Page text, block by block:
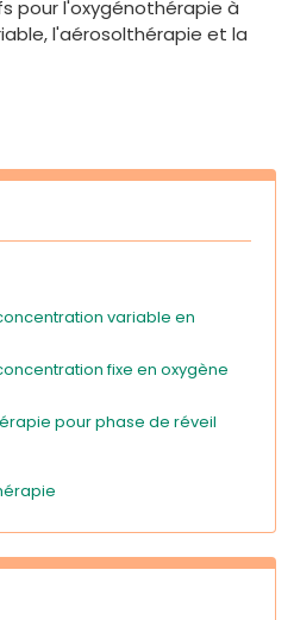
Turkey
pour l'oxygénothérapie à
l'aérosolthérapie et la
variable en
fixe en oxygène
pour phase de réveil